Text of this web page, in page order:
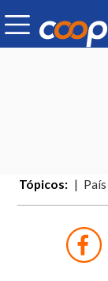
Tópicos: País